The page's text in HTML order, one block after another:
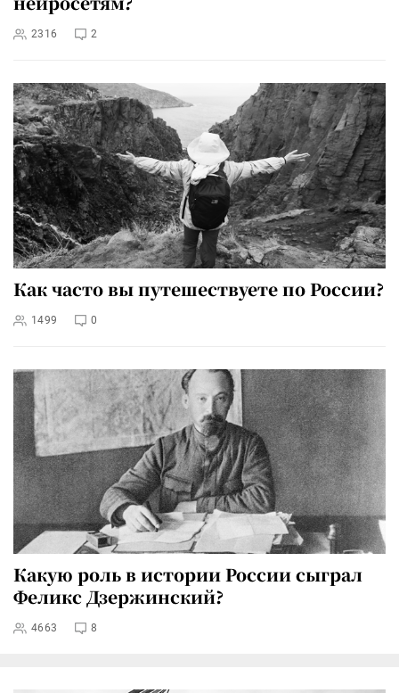
2316 2
Как часто вы путешествуете по России?
1499 0
Какую роль в истории России сыграл
Феликс Дзержинский?
4663 8